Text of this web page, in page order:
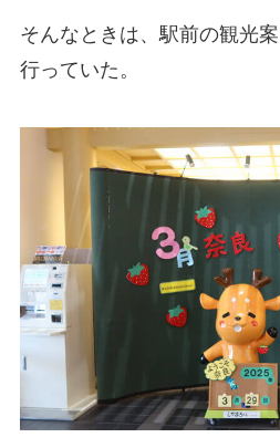
そんなときは、駅前の観光
行っていた。